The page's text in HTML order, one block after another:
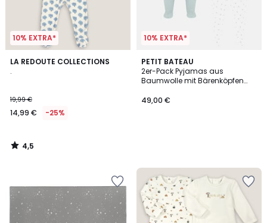
10% EXTRA*
LA REDOUTE COLLECTIONS
.
19,99 €
14,99 € -25%
4,5
4,5
/
10% EXTRA*
PETIT BATEAU
2er-Pack Pyjamas aus
Baumwolle mit Bärenköpfen
49,00 €